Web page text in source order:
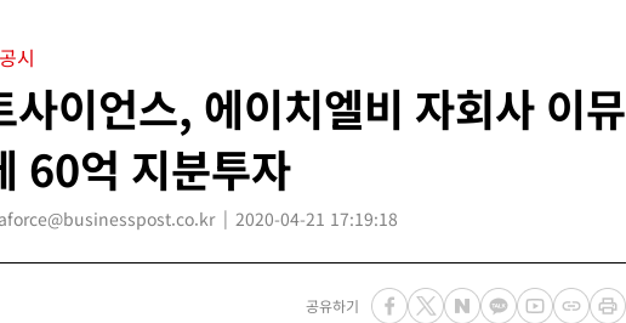
공시
사이언스, 에이치엘비 자회사 이뮤
60억 지분투자
2020-04-21 17:19:18
공유하기